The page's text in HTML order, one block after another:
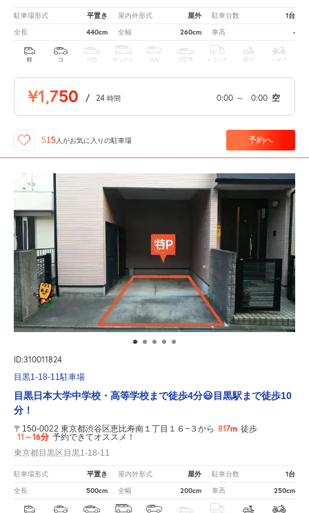
駐車場形式 平置き 屋内外形式 屋外 駐車台数 1台
全長 440cm 全幅 260cm 車高 -
軽 コ 中型 ボックス SUV 大型車 トラック 原付 バイク
¥1,750 / 24 時間 0:00 ～ 0:00 空
515人がお気に入りの駐車場 予約へ
ID:310011824
目黒1-18-11駐車場
目黒日本大学中学校・高等学校まで徒歩4分😃目黒駅まで徒歩10
分！
〒150-0022 東京都渋谷区恵比寿南１丁目１６−３から 817m 徒歩
11～16分 予約できてオススメ！
東京都目黒区目黒1-18-11
駐車場形式 平置き 屋内外形式 屋外 駐車台数 1台
全長 500cm 全幅 200cm 車高 250cm